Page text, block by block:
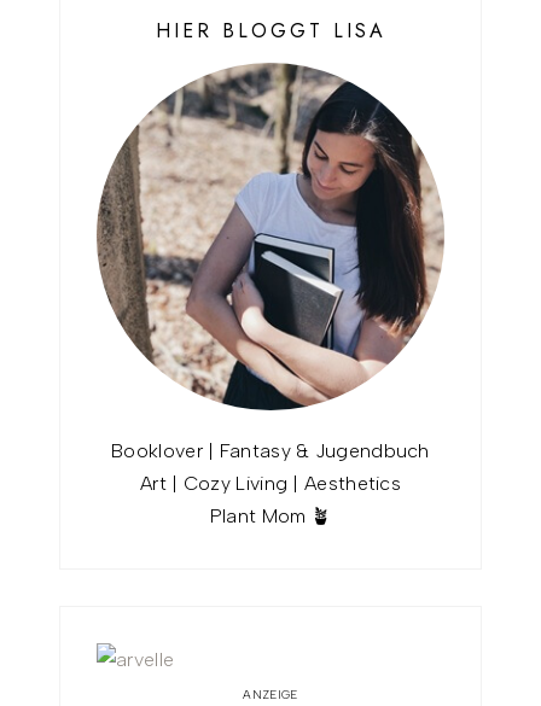
HIER BLOGGT LISA
Booklover | Fantasy & Jugendbuch
Art | Cozy Living | Aesthetics
Plant Mom 🪴
ANZEIGE